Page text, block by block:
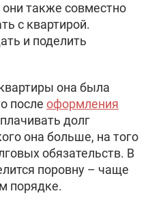
также совместно
с квартирой.
и поделить
она была
после оформления
долг
она больше, на того
обязательств. В
поровну – чаще
порядке.